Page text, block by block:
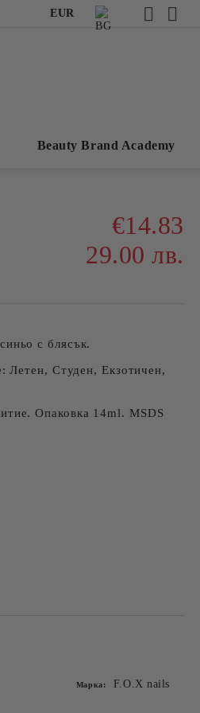
EUR
Beauty Brand Academy
€14.83
29.00 лв.
с блясък.
Летен, Студен, Екзотичен,
Опаковка 14ml. MSDS
Марка: F.O.X nails